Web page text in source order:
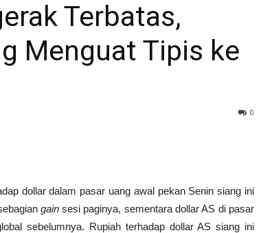
Terbatas,
Menguat Tipis ke
0
dollar dalam pasar uang awal pekan Senin siang ini
gainsesi paginya, sementara dollar AS di pasar
sebelumnya. Rupiah terhadap dollar AS siang ini